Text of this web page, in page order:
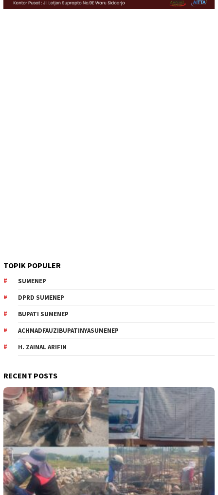
TOPIK POPULER
SUMENEP
DPRD SUMENEP
BUPATI SUMENEP
ACHMADFAUZIBUPATINYASUMENEP
H. ZAINAL ARIFIN
RECENT POSTS